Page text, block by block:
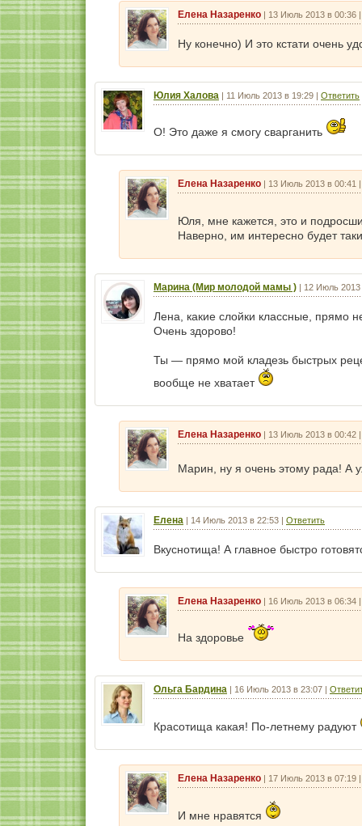
Елена Назаренко | 13 Июль 2013 в 00:36
Ну конечно) И это кстати очень
Юлия Халова | 11 Июль 2013 в 19:29 | Ответить
О! Это даже я смогу сварганить
Елена Назаренко | 13 Июль 2013 в 00:41
Юля, мне кажется, это и
Наверно, им интересно будет
Марина (Мир молодой мамы ) | 12 Июль 2013
Лена, какие слойки классные, прямо
Очень здорово!
Ты — прямо мой кладезь быстрых
вообще не хватает
Елена Назаренко | 13 Июль 2013 в 00:42
Марин, ну я очень этому рада! А
Елена | 14 Июль 2013 в 22:53 | Ответить
Вкуснотища! А главное быстро
Елена Назаренко | 16 Июль 2013 в 06:34
На здоровье
Ольга Бардина | 16 Июль 2013 в 23:07 |
Красотища какая! По-летнему радуют
Елена Назаренко | 17 Июль 2013 в 07:19
И мне нравятся